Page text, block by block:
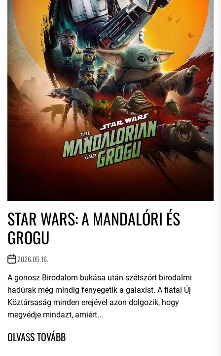
STAR WARS: A MANDALÓRI ÉS
GROGU
2026.05.16.
A gonosz Birodalom bukása után szétszórt birodalmi
hadúrak még mindig fenyegetik a galaxist. A fiatal Új
Köztársaság minden erejével azon dolgozik, hogy
megvédje mindazt, amiért...